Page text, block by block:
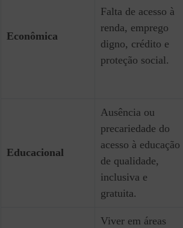
Econômica
Falta de acesso à
renda, emprego
digno, crédito e
proteção social.
Educacional
Ausência ou
precariedade do
acesso à educação
de qualidade,
inclusiva e
gratuita.
Viver em áreas